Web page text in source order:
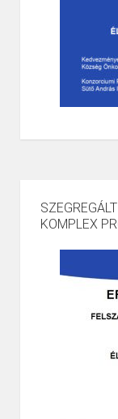
KOMPLEX